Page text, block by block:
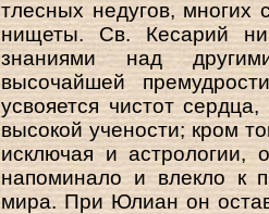
тлесных недугов, многих
нищеты. Св. Кесарий
знаниями над
высочайшей
усвояется чистот
высокой учености; кром
исключая и астрологии,
напоминало и влекло к
мира. При Юлиан он